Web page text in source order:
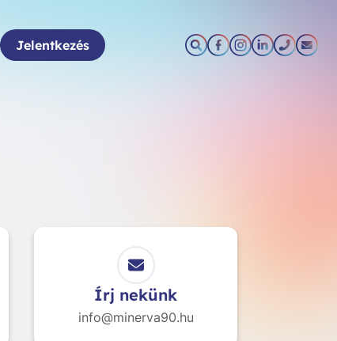
Jelentkezés
Írj nekünk
info@minerva90.hu